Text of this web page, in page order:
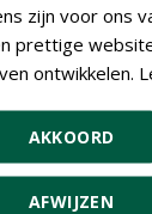
Boominspecteur
Groene Banen
zijn voor ons
prettige
ontwikkelen.
AKKOORD
AFWIJZEN